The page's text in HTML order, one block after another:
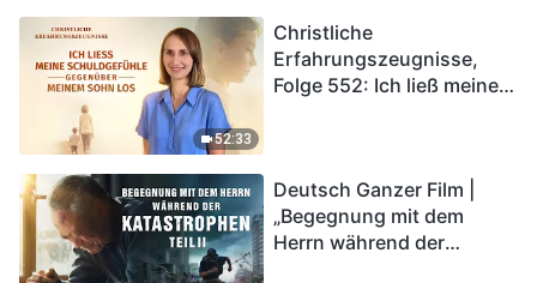
52:33
Christliche
Erfahrungszeugnisse,
Folge 552: Ich ließ meine
Deutsch Ganzer Film |
„Begegnung mit dem
Herrn während der